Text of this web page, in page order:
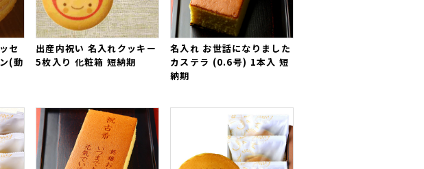
セ
(動
出産内祝い 名入れクッキー
5枚入り 化粧箱 短納期
名入れ お世話になりました
カステラ (0.6号) 1本入 短
納期